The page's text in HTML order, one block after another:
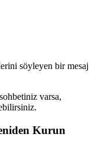
söyleyen bir mesaj
varsa,
Kurun